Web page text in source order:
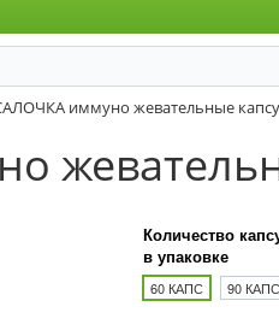
иммуно жевательные
Количество
в упаковке
60 КАПС 90 КАПС